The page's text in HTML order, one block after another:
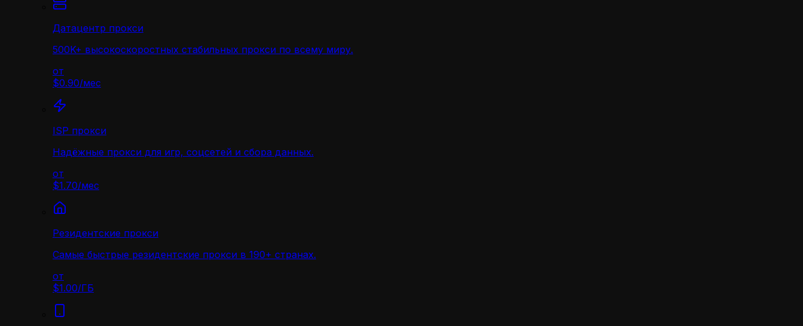
Датацентр прокси
500K+ высокоскоростных стабильных прокси по всему миру.
от
$0.90/мес
ISP прокси
Надёжные прокси для игр, соцсетей и сбора данных.
от
$1.70/мес
Резидентские прокси
Самые быстрые резидентские прокси в 190+ странах.
от
$1.00/ГБ